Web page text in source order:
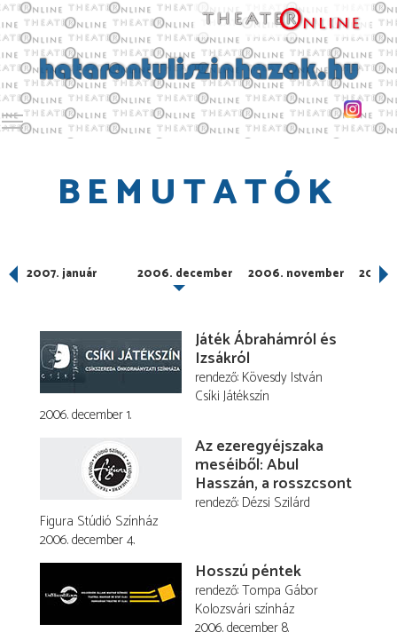
Toggle main menu visibility
BEMUTATÓK
2007. január 2006. december 2006. november
Játék Ábrahámról és
Izsákról
rendező Kövesdy István
Csíki Játékszín
2006. december 1.
Az ezeregyéjszaka
meséiből: Abul
Hasszán, a rosszcsont
rendező Dézsi Szilárd
Figura Stúdió Színház
2006. december 4.
Hosszú péntek
rendező Tompa Gábor
Kolozsvári színház
2006. december 8.